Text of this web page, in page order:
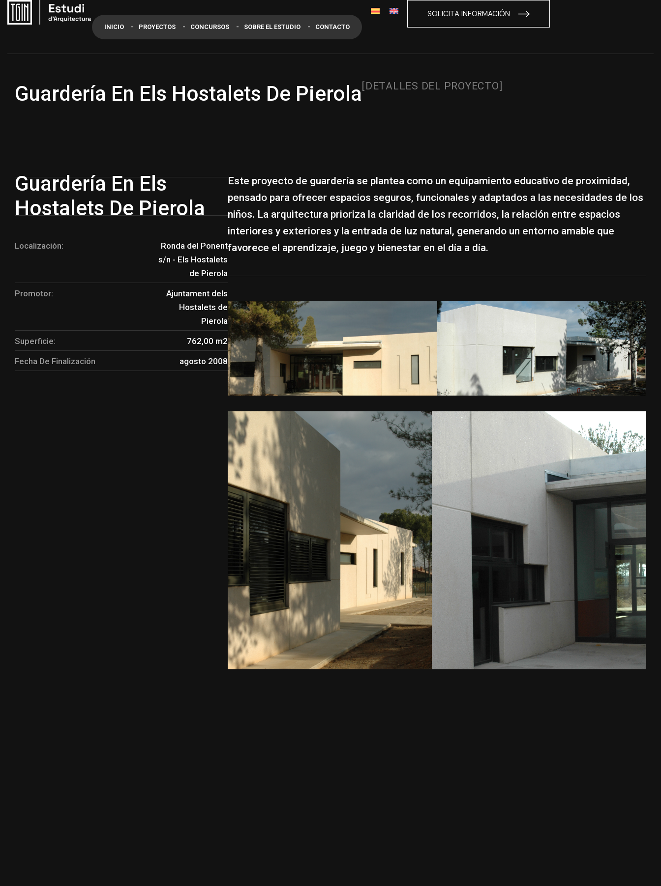
INICIO PROYECTOS CONCURSOS SOBRE EL ESTUDIO CONTACTO
SOLICITA INFORMACIÓN
Guardería En Els Hostalets De Pierola [DETALLES DEL PROYECTO]
Guardería En Els
Hostalets De Pierola
Localización:
Ronda del Ponent
s/n - Els Hostalets
de Pierola
Promotor:
Ajuntament dels
Hostalets de
Pierola
Superficie: 762,00 m2
Fecha De Finalización agosto 2008
Este proyecto de guardería se plantea como un equipamiento educativo de proximidad,
pensado para ofrecer espacios seguros, funcionales y adaptados a las necesidades de los
niños. La arquitectura prioriza la claridad de los recorridos, la relación entre espacios
interiores y exteriores y la entrada de luz natural, generando un entorno amable que
favorece el aprendizaje, juego y bienestar en el día a día.